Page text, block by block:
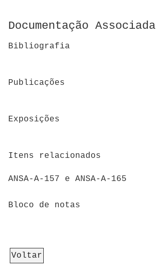
Documentação Associada
Bibliografia
Publicações
Exposições
Itens relacionados
ANSA-A-157 e ANSA-A-165
Bloco de notas
Voltar